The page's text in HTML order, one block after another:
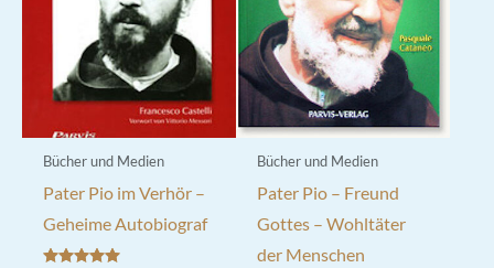
Bücher und Medien
Pater Pio im Verhör –
Geheime Autobiograf
Bücher und Medien
Pater Pio – Freund
Gottes – Wohltäter
der Menschen